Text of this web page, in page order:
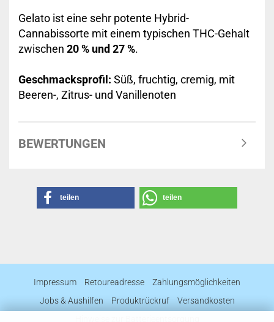
Gelato ist eine sehr potente Hybrid-
Cannabissorte mit einem typischen THC-Gehalt
zwischen 20 % und 27 %.
Geschmacksprofil: Süß, fruchtig, cremig, mit
Beeren-, Zitrus- und Vanillenoten
BEWERTUNGEN
teilen teilen
Impressum Retoureadresse
Zahlungsmöglichkeiten
Jobs & Aushilfen
Produktrückruf
Versandkosten